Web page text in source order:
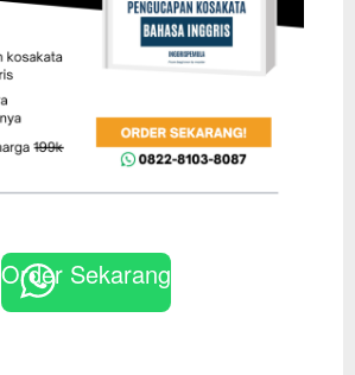
Order Sekarang